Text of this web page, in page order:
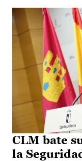
CLM bate
la